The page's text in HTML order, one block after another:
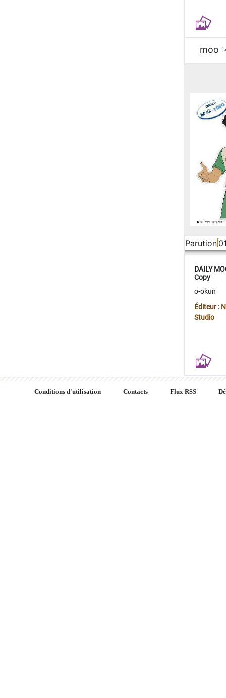
moo
Parution
DAILY
Copy
o-okun
Éditeur :
Studio
Conditions d'utilisation Contacts Flux RSS